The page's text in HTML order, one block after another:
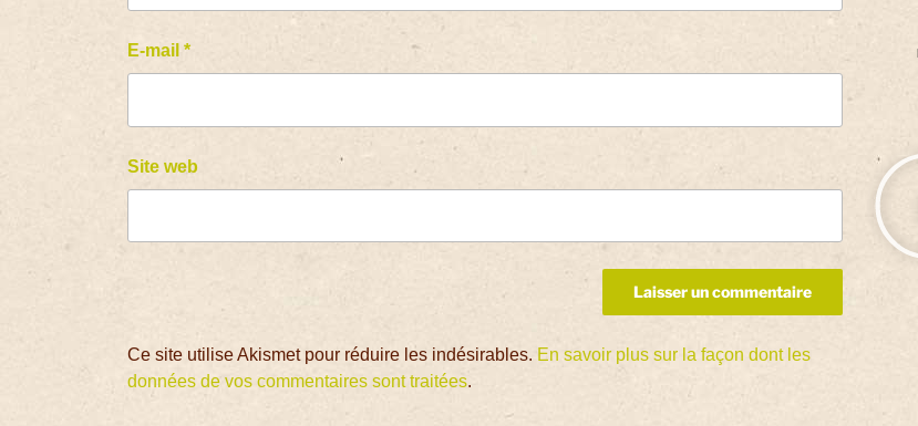
E-mail*
Site web
Ce site utilise Akismet pour réduire les indésirables. En savoir plus sur la façon dont les
données de vos commentaires sont traitées.